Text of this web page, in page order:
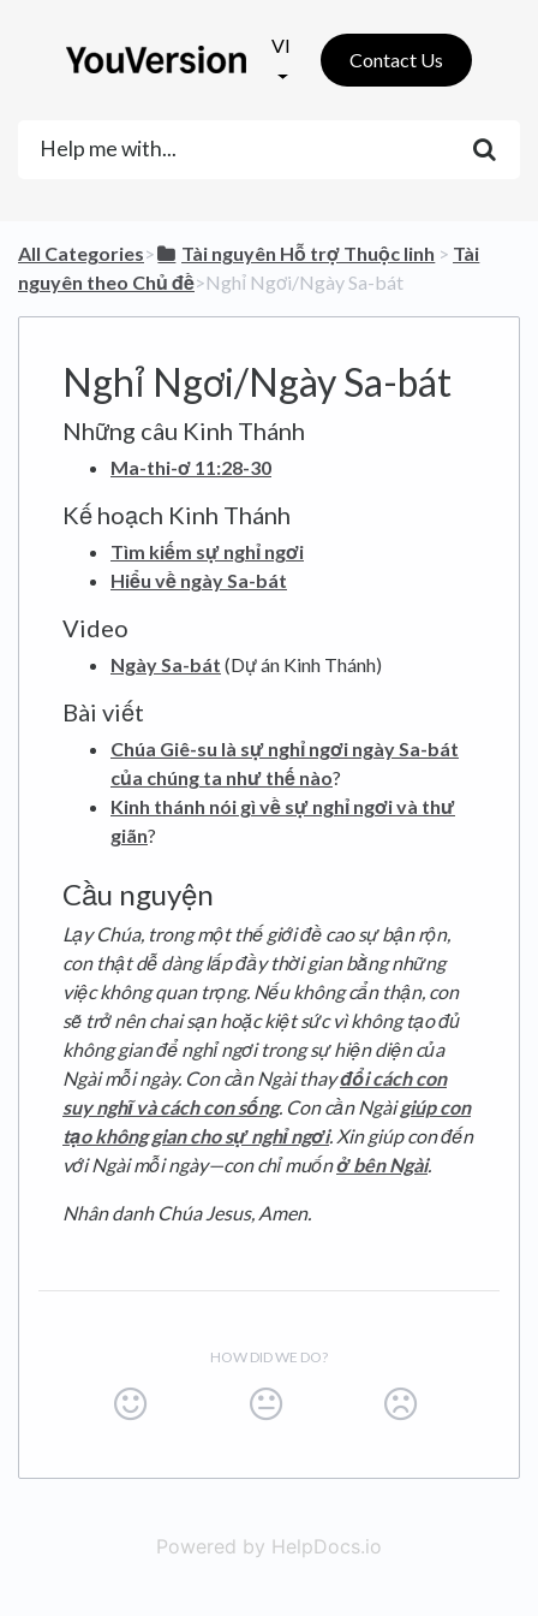
VI
Contact Us
All Categories​>​ ​Tài nguyên Hỗ trợ Thuộc linh ​ > ​ ​Tài
nguyên theo Chủ đề​>​ Nghỉ Ngơi/Ngày Sa-bát
Nghỉ Ngơi/Ngày Sa-bát
Những câu Kinh Thánh
Ma-thi-ơ 11:28-30
Kế hoạch Kinh Thánh
Tìm kiếm sự nghỉ ngơi
Hiểu về ngày Sa-bát
Video
Ngày Sa-bát (Dự án Kinh Thánh)
Bài viết
Chúa Giê-su là sự nghỉ ngơi ngày Sa-bát
của chúng ta như thế nào?
Kinh thánh nói gì về sự nghỉ ngơi và thư
giãn?
Cầu nguyện
Lạy Chúa, trong một thế giới đề cao sự bận rộn,
con thật dễ dàng lấp đầy thời gian bằng những
việc không quan trọng. Nếu không cẩn thận, con
sẽ trở nên chai sạn hoặc kiệt sức vì không tạo đủ
không gian để nghỉ ngơi trong sự hiện diện của
Ngài mỗi ngày. Con cần Ngài thayđổi cách con
suy nghĩ và cách con sống. Con cần Ngài giúp con
tạo không gian cho sự nghỉ ngơi. Xin giúp con đến
với Ngài mỗi ngày—con chỉ muốnở bên Ngài.
Nhân danh Chúa Jesus, Amen.
HOW DID WE DO?
Powered by HelpDocs.io